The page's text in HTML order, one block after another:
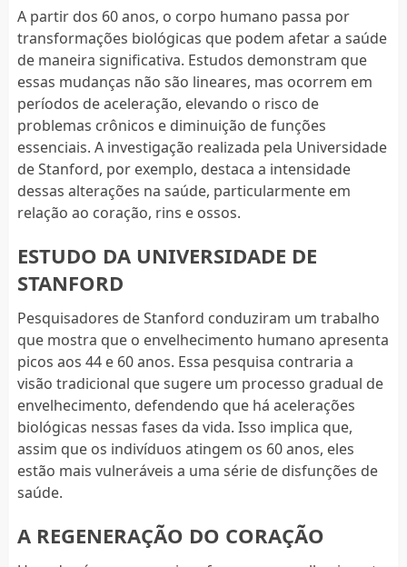
A partir dos 60 anos, o corpo humano passa por
transformações biológicas que podem afetar a saúde
de maneira significativa. Estudos demonstram que
essas mudanças não são lineares, mas ocorrem em
períodos de aceleração, elevando o risco de
problemas crônicos e diminuição de funções
essenciais. A investigação realizada pela Universidade
de Stanford, por exemplo, destaca a intensidade
dessas alterações na saúde, particularmente em
relação ao coração, rins e ossos.
ESTUDO DA UNIVERSIDADE DE
STANFORD
Pesquisadores de Stanford conduziram um trabalho
que mostra que o envelhecimento humano apresenta
picos aos 44 e 60 anos. Essa pesquisa contraria a
visão tradicional que sugere um processo gradual de
envelhecimento, defendendo que há acelerações
biológicas nessas fases da vida. Isso implica que,
assim que os indivíduos atingem os 60 anos, eles
estão mais vulneráveis a uma série de disfunções de
saúde.
A REGENERAÇÃO DO CORAÇÃO